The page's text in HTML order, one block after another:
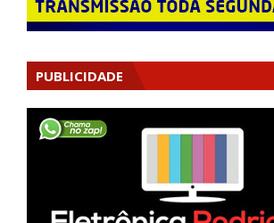
PUBLICIDADE